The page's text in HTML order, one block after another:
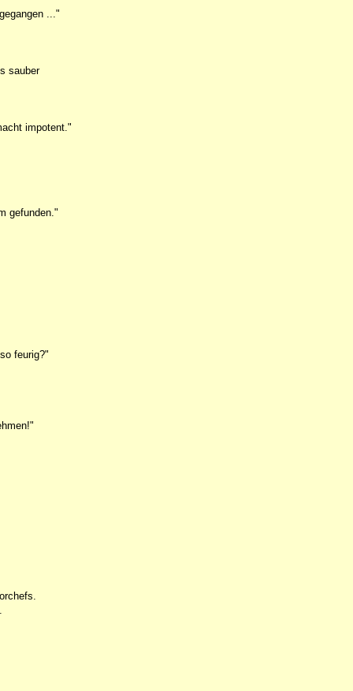
..."
sauber
impotent."
gefunden."
feurig?"